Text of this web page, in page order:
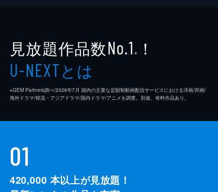
見放題作品数No.1 ※ ！
U-NEXTとは
※GEM Partners調べ/2026年7⽉ 国内の主要な定額制動画配信サービスにおける洋画/邦画/
海外ドラマ/韓流・アジアドラマ/国内ドラマ/アニメを調査。別途、有料作品あり。
01
420,000 本以上が見放題！